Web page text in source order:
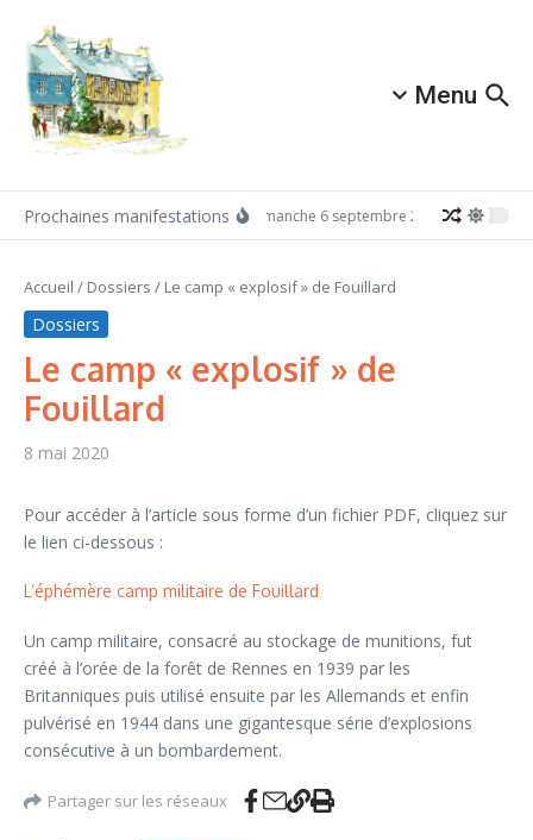
Menu
Prochaines manifestations Dimanche 6 septembre 2026:
Accueil / Dossiers / Le camp « explosif » de Fouillard
Dossiers
Le camp « explosif » de
Fouillard
8 mai 2020
Pour accéder à l’article sous forme d’un fichier PDF, cliquez sur
le lien ci-dessous :
L’éphémère camp militaire de Fouillard
Un camp militaire, consacré au stockage de munitions, fut
créé à l’orée de la forêt de Rennes en 1939 par les
Britanniques puis utilisé ensuite par les Allemands et enfin
pulvérisé en 1944 dans une gigantesque série d’explosions
consécutive à un bombardement.
Partager sur les réseaux